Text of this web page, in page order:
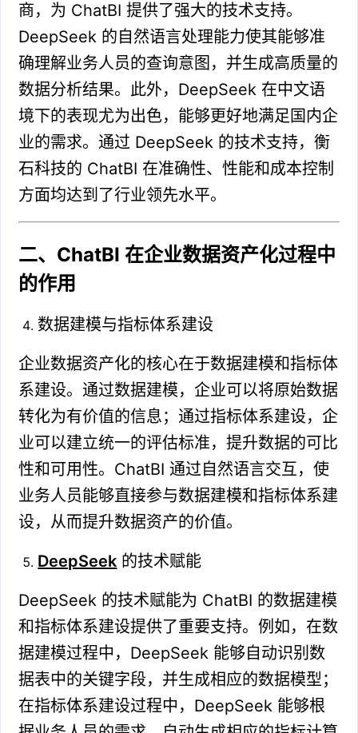
商，为 ChatBI 提供了强大的技术支持。
DeepSeek 的自然语言处理能力使其能够准
确理解业务人员的查询意图，并生成高质量的
数据分析结果。此外，DeepSeek 在中文语
境下的表现尤为出色，能够更好地满足国内企
业的需求。通过 DeepSeek 的技术支持，衡
石科技的 ChatBI 在准确性、性能和成本控制
方面均达到了行业领先水平。
二、ChatBI 在企业数据资产化过程中
的作用
数据建模与指标体系建设
企业数据资产化的核心在于数据建模和指标体
系建设。通过数据建模，企业可以将原始数据
转化为有价值的信息；通过指标体系建设，企
业可以建立统一的评估标准，提升数据的可比
性和可用性。ChatBI 通过自然语言交互，使
业务人员能够直接参与数据建模和指标体系建
设，从而提升数据资产的价值。
DeepSeek 的技术赋能
DeepSeek 的技术赋能为 ChatBI 的数据建模
和指标体系建设提供了重要支持。例如，在数
据建模过程中，DeepSeek 能够自动识别数
据表中的关键字段，并生成相应的数据模型；
在指标体系建设过程中，DeepSeek 能够根